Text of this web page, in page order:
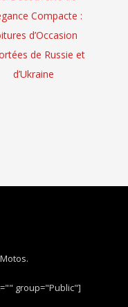
Compacte :
d’Occasion
de Russie et
d’Ukraine
group="Public"]